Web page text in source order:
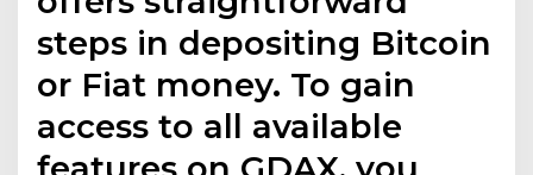
steps in depositing Bitcoin
or Fiat money. To gain
access to all available